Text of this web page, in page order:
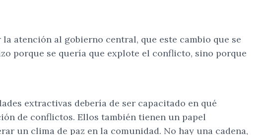
atención al gobierno central, que este cambio que se
porque se quería que explote el conflicto, sino porque
extractivas debería de ser capacitado en qué
de conflictos. Ellos también tienen un papel
un clima de paz en la comunidad. No hay una cadena,